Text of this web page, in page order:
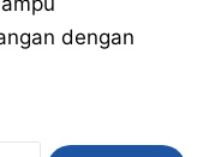
dengan